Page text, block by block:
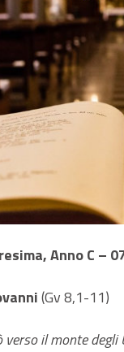
Anno C –
(Gv 8,1-11)
verso il monte